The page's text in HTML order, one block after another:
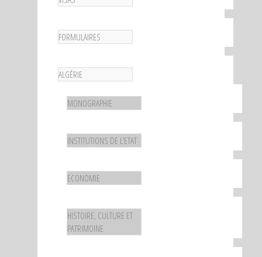
FORMULAIRES
ALGÉRIE
MONOGRAPHIE
INSTITUTIONS DE L’ETAT
ECONOMIE
HISTOIRE, CULTURE ET
PATRIMOINE